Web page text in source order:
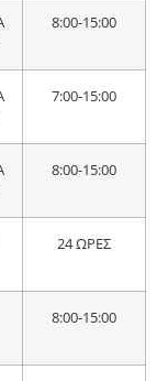
8:00-15:00
7:00-15:00
8:00-15:00
24 ΩΡΕΣ
8:00-15:00